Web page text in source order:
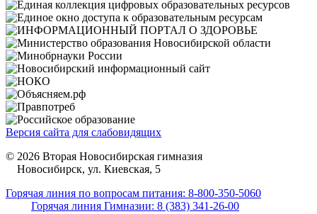
Версия сайта для слабовидящих
© 2026 Вторая Новосибирская гимназия
Новосибирск, ул. Киевская, 5
Горячая линия по вопросам питания: 8-800-350-5060
Горячая линия Гимназии: 8 (383) 341-26-00